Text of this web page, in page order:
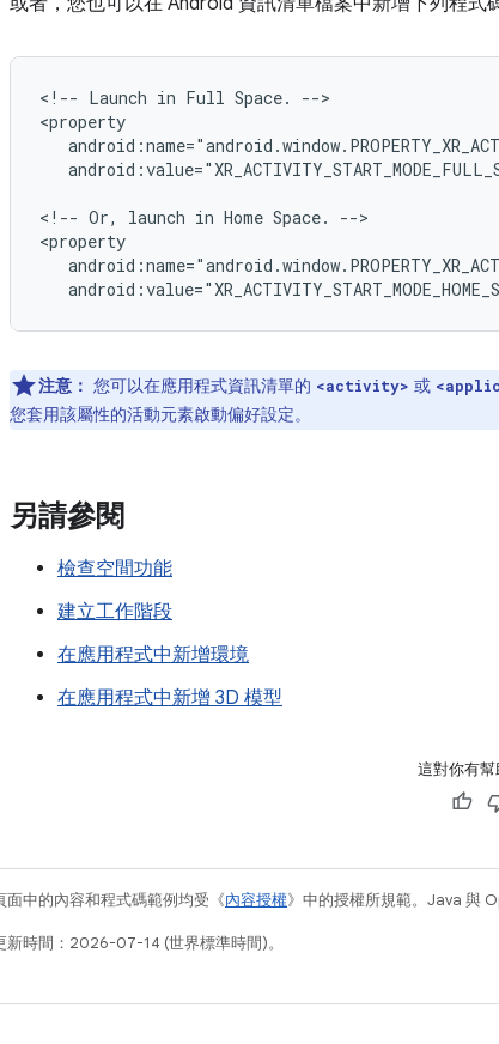
<!-- Launch in Full Space.
-->
<!-- Or, launch in Home Space.
-->
注意： 您可以在應用程式資訊清單的 <activity> 或
您套用該屬性的活動元素啟動偏好設定。
另請參閱
檢查空間功能
建立工作階段
在應用程式中新增環境
在應用程式中新增 3D 模型
這對你有幫
面中的內容和程式碼範例均受《內容授權》中的授權所規範。Java 與
新時間：2026-07-14 (世界標準時間)。